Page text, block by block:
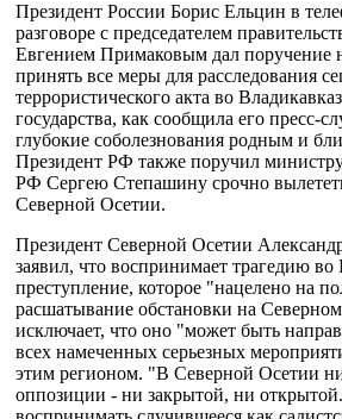
Президент России Борис Ельцин в
разговоре с председателем
Евгением Примаковым дал поручение
принять все меры для расследования
террористического акта во
государства, как сообщила его пресс-
глубокие соболезнования родным и
Президент РФ также поручил
РФ Сергею Степашину срочно
Северной Осетии.
Президент Северной Осетии
заявил, что воспринимает трагедию во
преступление, которое "нацелено на
расшатывание обстановки на
исключает, что оно "может быть
всех намеченных серьезных
этим регионом. "В Северной Осетии
оппозиции - ни закрытой, ни